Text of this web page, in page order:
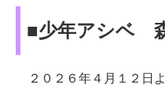
■少年アシベ
２０２６年４月１２日